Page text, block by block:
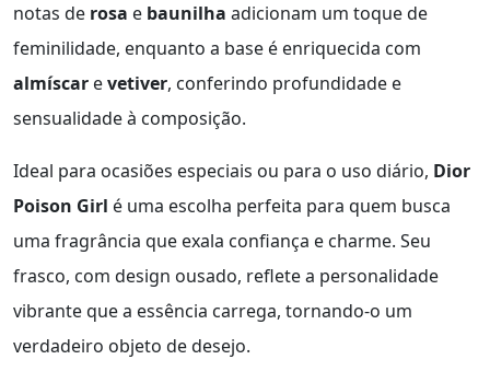
notas de rosa e baunilha adicionam um toque de
feminilidade, enquanto a base é enriquecida com
almíscar evetiver, conferindo profundidade e
sensualidade à composição.
Ideal para ocasiões especiais ou para o uso diário, Dior
Poison Girl é uma escolha perfeita para quem busca
uma fragrância que exala confiança e charme. Seu
frasco, com design ousado, reflete a personalidade
vibrante que a essência carrega, tornando-o um
verdadeiro objeto de desejo.